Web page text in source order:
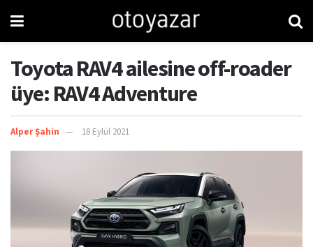
Toyota RAV4 ailesine off-roader
üye: RAV4 Adventure
Alper Şahin 18 Eylül 2021